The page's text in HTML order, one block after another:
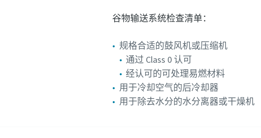
谷物输送系统检查清单：
规格合适的鼓风机或压缩机
通过 Class 0 认可
经认可的可处理易燃材料
用于冷却空气的后冷却器
用于除去水分的水分离器或干燥机